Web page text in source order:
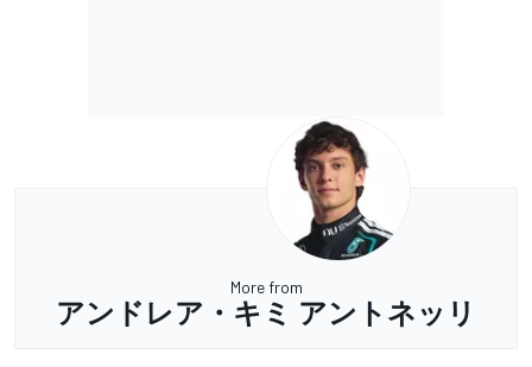
More from
アンドレア・キミ アントネッリ